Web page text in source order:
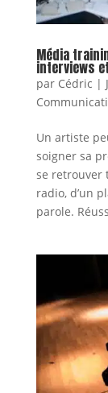
Média
interviews
par Cédric |
Un artiste
soigner sa
se retrouver
radio, d’un
parole.